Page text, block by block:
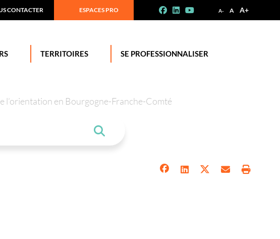
A- A A+
CONTACTER ESPACES PRO
TERRITOIRES SE PROFESSIONNALISER
l’orientation en Bourgogne-Franche-Comté